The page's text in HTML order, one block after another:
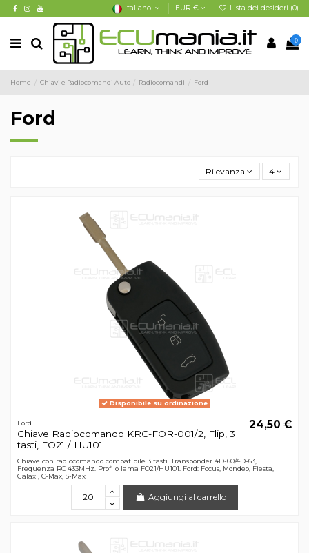
Italiano EUR € Lista dei desideri (0)
0
Home Chiavi e Radiocomandi Auto Radiocomandi Ford
Ford
Rilevanza 4
Disponibile su ordinazione
Ford
Chiave Radiocomando KRC-FOR-001/2, Flip, 3
tasti, FO21 / HU101
24,50 €
Chiave con radiocomando compatibile 3 tasti. Transponder 4D-60/4D-63,
Frequenza RC 433MHz. Profilo lama FO21/HU101. Ford: Focus, Mondeo, Fiesta,
Galaxi, C-Max, S-Max
Aggiungi al carrello